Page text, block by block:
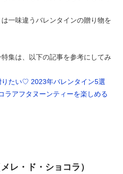
一味違うバレンタインの贈り物を
集は 、以下の記事を参考にしてみ
りたい♡ 2023年バレンタイン5選
ラアフタヌーンティーを楽しめる
レ・ド・ショコラ）